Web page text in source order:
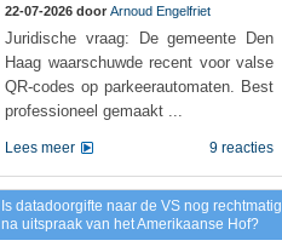
22-07-2026 door Arnoud Engelfriet
Juridische vraag: De gemeente Den
Haag waarschuwde recent voor valse
QR-codes op parkeerautomaten. Best
professioneel gemaakt ...
9 reacties
Lees meer
Is datadoorgifte naar de VS nog rechtmatig
na uitspraak van het Amerikaanse Hof?